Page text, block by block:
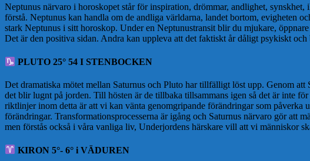
Neptunus närvaro i horoskopet står för inspiration, drömmar, andlighet,
förstå. Neptunus kan handla om de andliga världarna, landet bortom, evigheten
stark Neptunus i sitt horoskop. Under en Neptunustransit blir du mjukare,
Det är den positiva sidan. Andra kan uppleva att det faktiskt år dåligt psykiskt
PLUTO 25° 54 I STENBOCKEN
Det dramatiska mötet mellan Saturnus och Pluto har tillfälligt löst upp. Genom
det blir lugnt på jorden. Till hösten är de tillbaka tillsammans igen så det är inte
riktlinjer inom detta är att vi kan vänta genomgripande förändringar som
förändringar. Transformationsprocesserna är igång och Saturnus närvaro gör att
men förstås också i våra vanliga liv, Underjordens härskare vill att vi människor
KIRON 5°- 6° i VÄDUREN